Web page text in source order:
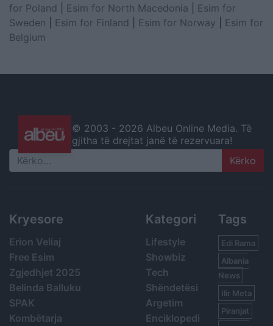
for Poland
Esim for North Macedonia
Esim for
Sweden
Esim for Finland Esim for Norway
Esim for
Belgium
© 2003 - 2026 Albeu Online Media. Të
gjitha të drejtat janë të rezervuara!
Search
Kryesore
Erion Veliaj
Free Esim
Zgjedhjet 2025
Belinda Balluku
SPAK
Kombëtarja
Kategori
Lifestyle
Showbiz
Tech
Shëndetësi
Argetim
Enciklopedi
Tags
Edi Rama
Albania
News
Ilir Meta
Piranjat